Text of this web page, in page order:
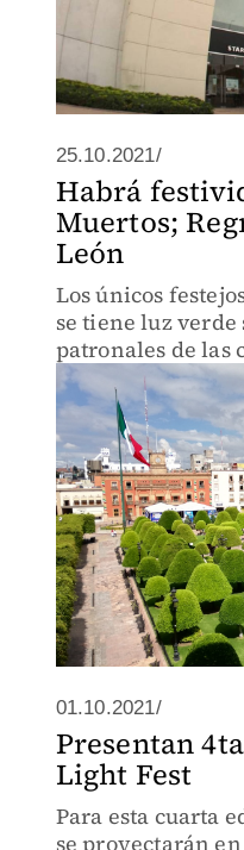
25.10.2021/
Habrá
Muertos;
León
Los únicos
se tiene luz verde
patronales de las
01.10.2021/
Presentan
Light Fest
Para esta cuarta
se proyectarán